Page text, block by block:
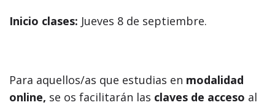
Inicio clases: Jueves 8 de septiembre.
Para aquellos/as que estudias en modalidad
online, se os facilitarán las claves de acceso al